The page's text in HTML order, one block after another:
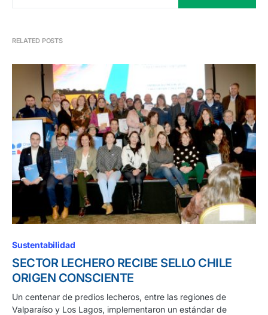
RELATED POSTS
Sustentabilidad
SECTOR LECHERO RECIBE SELLO CHILE
ORIGEN CONSCIENTE
Un centenar de predios lecheros, entre las regiones de
Valparaíso y Los Lagos, implementaron un estándar de